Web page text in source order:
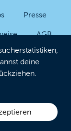
Presse
AGB
deine